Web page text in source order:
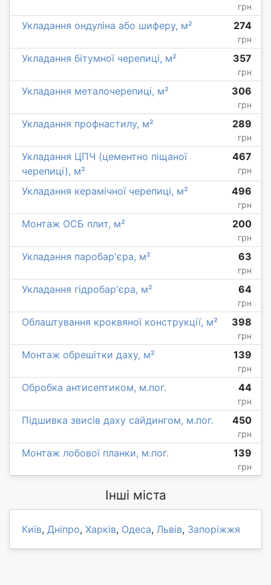
грн
Укладання ондуліна або шиферу, м² 274
грн
Укладання бітумної черепиці, м² 357
грн
Укладання металочерепиці, м² 306
грн
Укладання профнастилу, м² 289
грн
Укладання ЦПЧ (цементно піщаної
черепиці), м²
467
грн
Укладання керамічної черепиці, м² 496
грн
Монтаж ОСБ плит, м² 200
грн
Укладання паробар'єра, м² 63
грн
Укладання гідробар'єра, м² 64
грн
Облаштування кроквяної конструкції, м² 398
грн
Монтаж обрешітки даху, м² 139
грн
Обробка антисептиком, м.пог. 44
грн
Підшивка звисів даху сайдингом, м.пог. 450
грн
Монтаж лобової планки, м.пог. 139
грн
Інші міста
Київ, Дніпро, Харків, Одеса, Львів, Запоріжжя